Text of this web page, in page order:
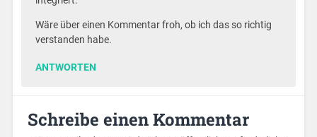
Wäre über einen Kommentar froh, ob ich das so richtig
verstanden habe.
ANTWORTEN
Schreibe einen Kommentar